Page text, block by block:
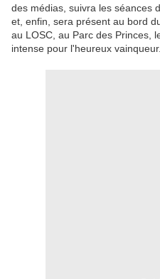
des médias, suivra les séances
et, enfin, sera présent au bord
au LOSC, au Parc des Princes,
intense pour l'heureux vainqueur.